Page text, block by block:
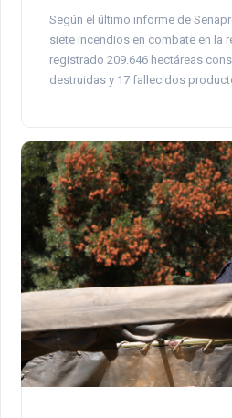
Según el último informe de
siete incendios en combate en la
registrado 209.646 hectáreas
destruidas y 17 fallecidos